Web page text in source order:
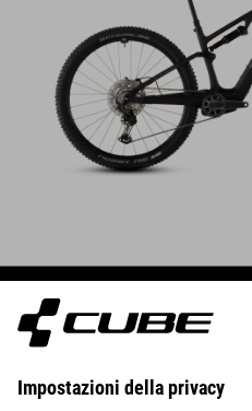
BIKES
E-BIKES